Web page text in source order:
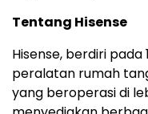
Tentang Hisense
Hisense, berdiri
peralatan rumah
yang beroperasi di